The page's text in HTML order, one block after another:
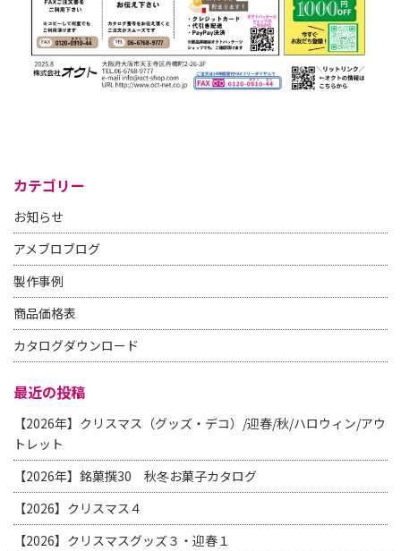
カテゴリー
お知らせ
アメブロブログ
製作事例
商品価格表
カタログダウンロード
最近の投稿
【2026年】クリスマス（グッズ・デコ）/迎春/秋/ハロウィン/アウ
トレット
【2026年】銘菓撰30 秋冬お菓子カタログ
【2026】クリスマス４
【2026】クリスマスグッズ３・迎春１